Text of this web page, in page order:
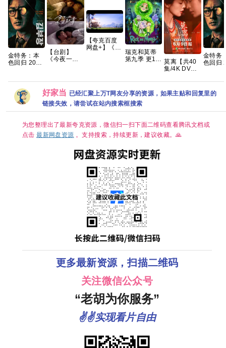
金特务：本
色回归 2026
度网盘+】
【台剧】
《今夜一起
【1080P】
【国语中
字】【12集
全】
【15.8G】
【夸克百度
网盘+】《小
+两部番外前
传系列原盘
REMUX国英
瑞克和莫蒂
第九季 更1集 莫离‎【共40
集/4K DV
无 三无千金
许配废物王
爷 夸克
金特务
色回归
度网盘
好家当 已经汇聚上万T网友分享的资源，如果主贴和回复里的
链接失效，请尝试在站内搜索框搜索
为您整理出了最新夸克资源，微信扫一扫下面二维码查看腾讯文档或
点击最新网盘资源 。支持搜索，持续更新，建议收藏。🙏
更多最新资源，扫描二维码
关注微信公众号
“老胡为你服务”
✌✌实现看片自由